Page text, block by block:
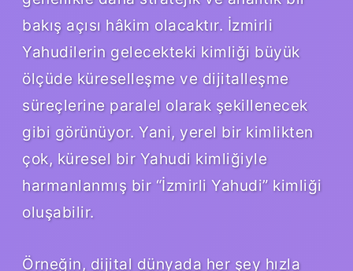
bakış açısı hâkim olacaktır. İzmirli
Yahudilerin gelecekteki kimliği büyük
ölçüde küreselleşme ve dijitalleşme
süreçlerine paralel olarak şekillenecek
gibi görünüyor. Yani, yerel bir kimlikten
çok, küresel bir Yahudi kimliğiyle
harmanlanmış bir “İzmirli Yahudi” kimliği
oluşabilir.
Örneğin, dijital dünyada her şey hızla